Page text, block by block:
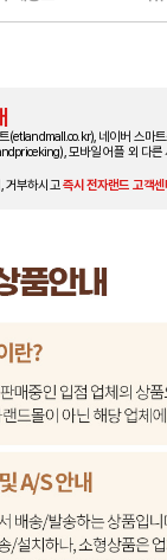
(etlandmall.co.kr), 네이버 스마
모바일 어플 외 다른
거부하시고즉시 전자랜드 고객